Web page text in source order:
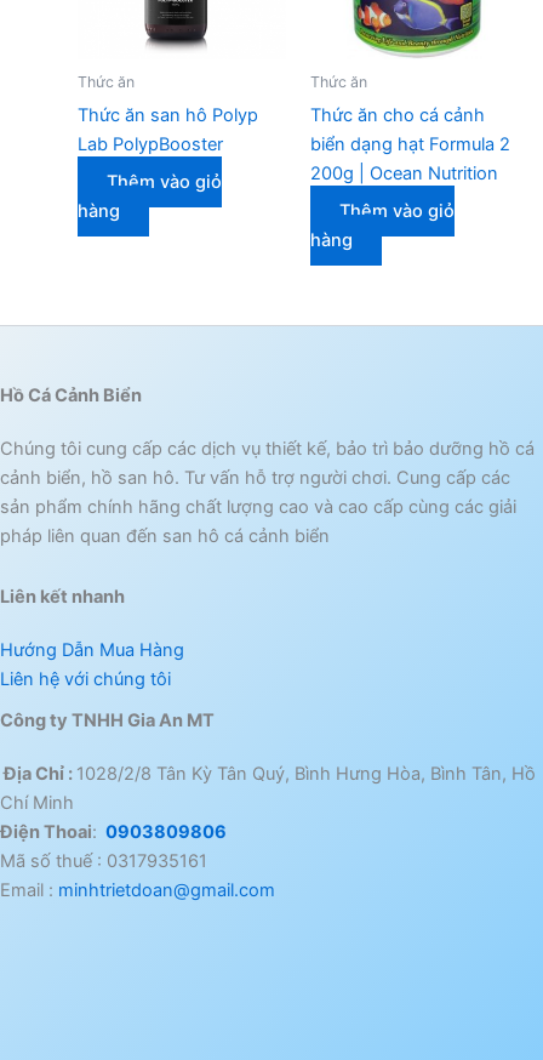
Thức ăn
Thức ăn san hô Polyp
Lab PolypBooster
Thêm vào giỏ
hàng
Thức ăn
Thức ăn cho cá cảnh
biển dạng hạt Formula 2
200g | Ocean Nutrition
Thêm vào giỏ
hàng
Hồ Cá Cảnh Biển
Chúng tôi cung cấp các dịch vụ thiết kế, bảo trì bảo dưỡng hồ cá
cảnh biển, hồ san hô. Tư vấn hỗ trợ người chơi. Cung cấp các
sản phẩm chính hãng chất lượng cao và cao cấp cùng các giải
pháp liên quan đến san hô cá cảnh biển
Liên kết nhanh
Hướng Dẫn Mua Hàng
Liên hệ với chúng tôi
Công ty TNHH Gia An MT
Địa Chỉ : 1028/2/8 Tân Kỳ Tân Quý, Bình Hưng Hòa, Bình Tân, Hồ
Chí Minh
Điện Thoai: 0903809806
Mã số thuế : 0317935161
Email : minhtrietdoan@gmail.com